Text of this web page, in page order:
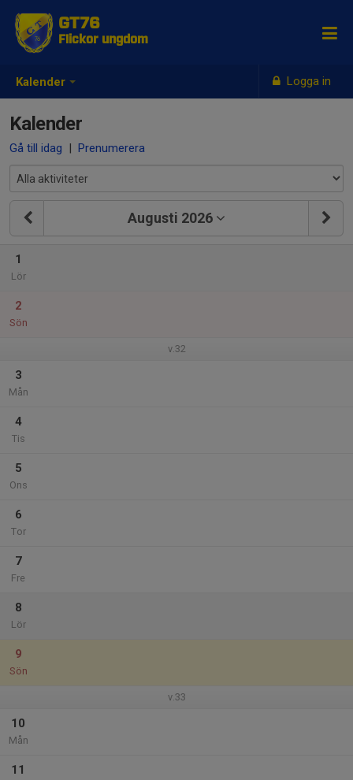
Kalender Logga in
GT76
Flickor ungdom
Kalender
Gå till idag | Prenumerera
Augusti 2026
1
Lör
2
Sön
v.32
3
Mån
4
Tis
5
Ons
6
Tor
7
Fre
8
Lör
9
Sön
v.33
10
Mån
11